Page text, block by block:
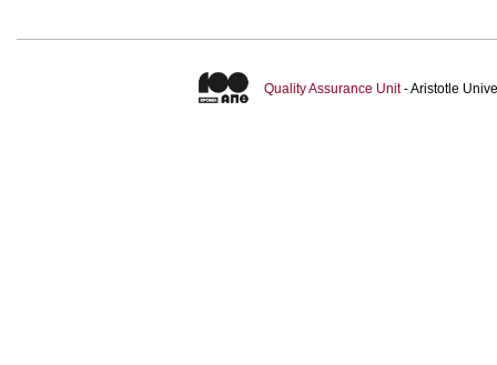
Quality Assurance Unit- Aristotle